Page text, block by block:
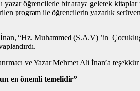
öğrencilerle bir araya gelerek
program ile öğrencilerin yazarlık
“Hz. Muhammed (S.A.V) ’in
ve Yazar Mehmet Ali İnan’a teşekkür
en önemli temelidir”